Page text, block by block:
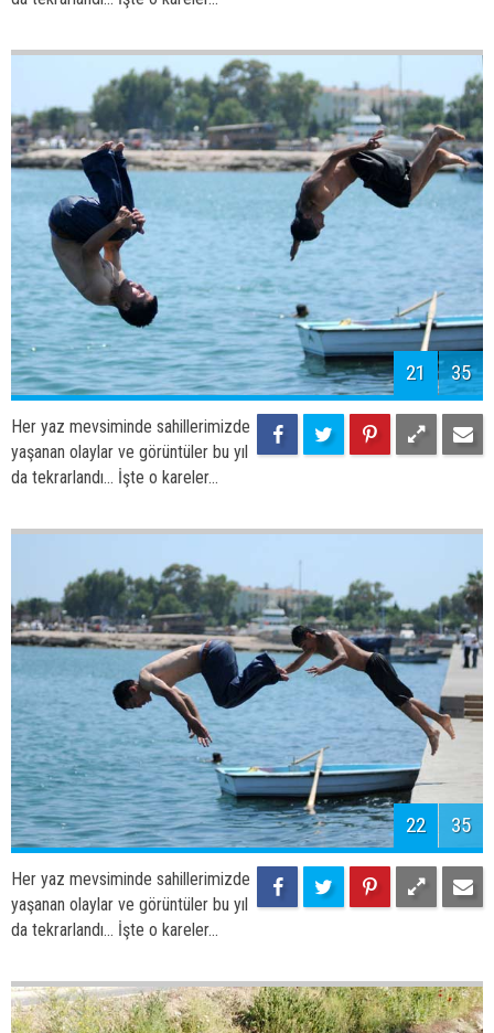
23 35
Her yaz mevsiminde sahillerimizde
yaşanan olaylar ve görüntüler bu yıl
da tekrarlandı... İşte o kareler...
Her yaz mevsiminde sahillerimizde
yaşanan olaylar ve görüntüler bu yıl
da tekrarlandı... İşte o kareler...
25 35